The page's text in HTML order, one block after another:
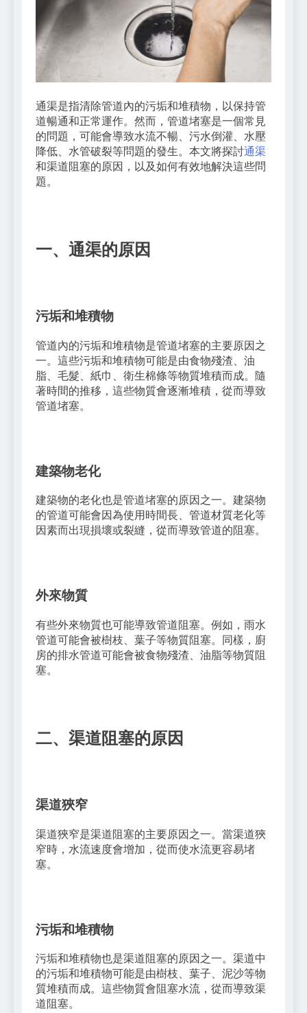
通渠是指清除管道內的污垢和堆積物，以保持管
道暢通和正常運作。然而，管道堵塞是一個常見
的問題，可能會導致水流不暢、污水倒灌、水壓
降低、水管破裂等問題的發生。本文將探討通渠
和渠道阻塞的原因，以及如何有效地解決這些問
題。
一、通渠的原因
污垢和堆積物
管道內的污垢和堆積物是管道堵塞的主要原因之
一。這些污垢和堆積物可能是由食物殘渣、油
脂、毛髮、紙巾、衛生棉條等物質堆積而成。隨
著時間的推移，這些物質會逐漸堆積，從而導致
管道堵塞。
建築物老化
建築物的老化也是管道堵塞的原因之一。建築物
的管道可能會因為使用時間長、管道材質老化等
因素而出現損壞或裂縫，從而導致管道的阻塞。
外來物質
有些外來物質也可能導致管道阻塞。例如，雨水
管道可能會被樹枝、葉子等物質阻塞。同樣，廚
房的排水管道可能會被食物殘渣、油脂等物質阻
塞。
二、渠道阻塞的原因
渠道狹窄
渠道狹窄是渠道阻塞的主要原因之一。當渠道狹
窄時，水流速度會增加，從而使水流更容易堵
塞。
污垢和堆積物
污垢和堆積物也是渠道阻塞的原因之一。渠道中
的污垢和堆積物可能是由樹枝、葉子、泥沙等物
質堆積而成。這些物質會阻塞水流，從而導致渠
道阻塞。